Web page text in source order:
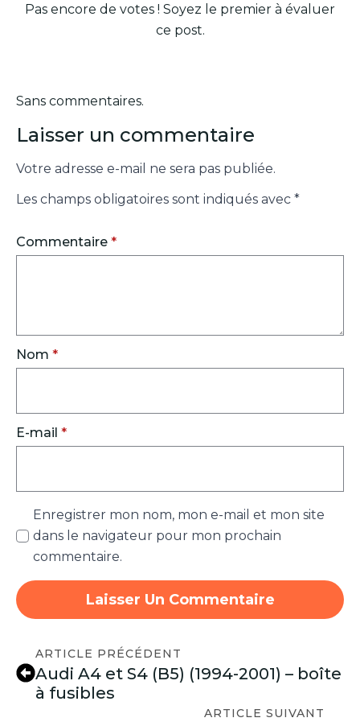
Pas encore de votes ! Soyez le premier à évaluer
ce post.
Sans commentaires.
Laisser un commentaire
Votre adresse e-mail ne sera pas publiée.
Les champs obligatoires sont indiqués avec *
Commentaire *
Nom *
E-mail *
Enregistrer mon nom, mon e-mail et mon site
dans le navigateur pour mon prochain
commentaire.
ARTICLE PRÉCÉDENT
Audi A4 et S4 (B5) (1994-2001) – boîte
à fusibles
ARTICLE SUIVANT